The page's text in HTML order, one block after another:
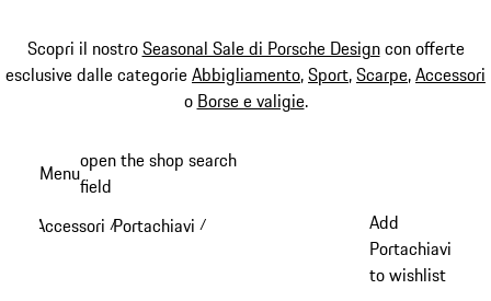
Scopri il nostroSeasonal Sale di Porsche Designcon offerte
esclusive dalle categorieAbbigliamento,Sport,Scarpe,Accessori
o Borse e valigie.
principale
Menuopen the shop search
field
Accessori /Portachiavi /
Add
Portachiavi
to wishlist